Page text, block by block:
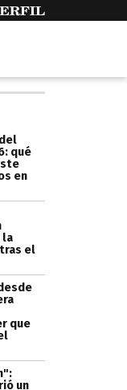
qué
en
la
el
que
un